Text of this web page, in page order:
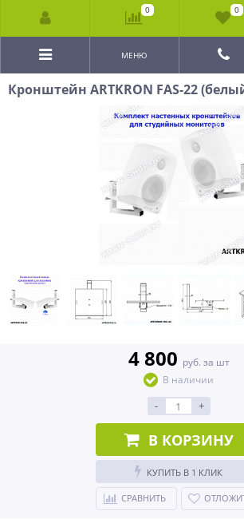
МЕНЮ
Кронштейн ARTKRON FAS-22
4 800 руб. за шт
В наличии
- +
В КОРЗИНУ
КУПИТЬ В 1 КЛИК
СРАВНИТЬ
0 0